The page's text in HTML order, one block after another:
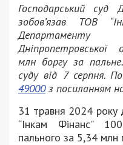
Господарський суд
зобов’язав ТОВ
Департаменту
Дніпропетровської
млн боргу за
суду від 7 серпня.
49000з посиланням
31 травня 2024
“Інкам Фінанс”
пального за 5,34 млн